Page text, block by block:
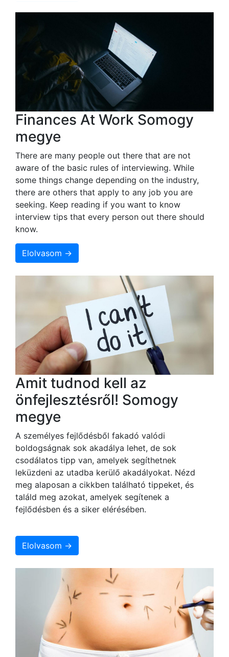
Finances At Work Somogy
megye
There are many people out there that are not
aware of the basic rules of interviewing. While
some things change depending on the industry,
there are others that apply to any job you are
seeking. Keep reading if you want to know
interview tips that every person out there should
know.
Elolvasom →
Amit tudnod kell az
önfejlesztésről! Somogy
megye
A személyes fejlődésből fakadó valódi
boldogságnak sok akadálya lehet, de sok
csodálatos tipp van, amelyek segíthetnek
leküzdeni az utadba kerülő akadályokat. Nézd
meg alaposan a cikkben található tippeket, és
találd meg azokat, amelyek segítenek a
fejlődésben és a siker elérésében.
Elolvasom →